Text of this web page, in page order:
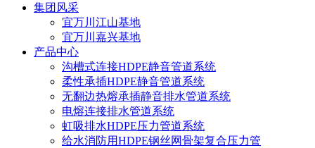
集团风采
宜万川江山基地
宜万川嘉兴基地
产品中心
沟槽式连接HDPE静音管道系统
柔性承插HDPE静音管道系统
无翻边热熔承插静音排水管道系统
电熔连接排水管道系统
虹吸排水HDPE压力管道系统
给水消防用HDPE钢丝网骨架复合压力管